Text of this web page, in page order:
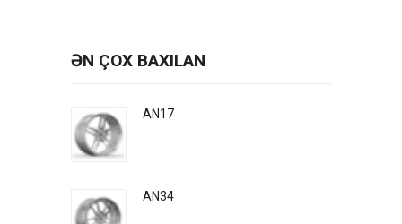
ƏN ÇOX BAXILAN
AN17
AN34